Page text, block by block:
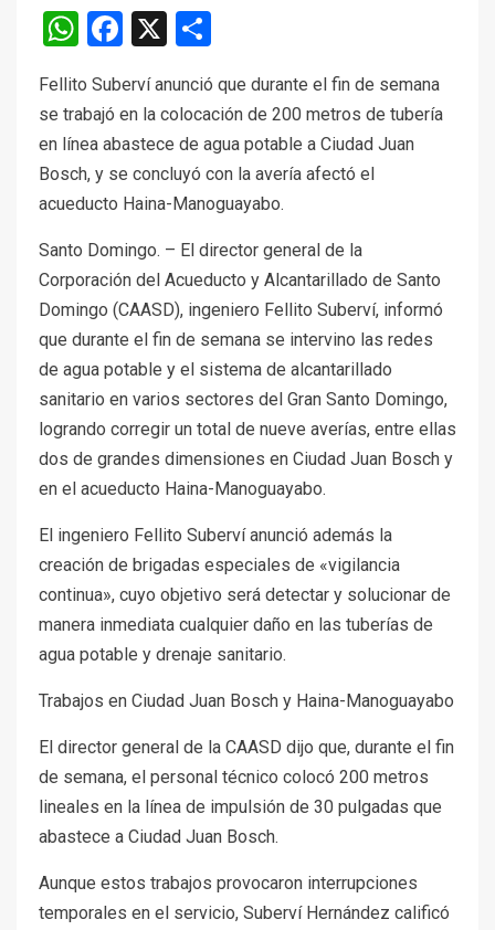
WhatsApp
Facebook
X
Fellito Suberví anunció que durante el fin de semana
se trabajó en la colocación de 200 metros de tubería
en línea abastece de agua potable a Ciudad Juan
Bosch, y se concluyó con la avería afectó el
acueducto Haina-Manoguayabo.
Santo Domingo. – El director general de la
Corporación del Acueducto y Alcantarillado de Santo
Domingo (CAASD), ingeniero Fellito Suberví, informó
que durante el fin de semana se intervino las redes
de agua potable y el sistema de alcantarillado
sanitario en varios sectores del Gran Santo Domingo,
logrando corregir un total de nueve averías, entre ellas
dos de grandes dimensiones en Ciudad Juan Bosch y
en el acueducto Haina-Manoguayabo.
El ingeniero Fellito Suberví anunció además la
creación de brigadas especiales de «vigilancia
continua», cuyo objetivo será detectar y solucionar de
manera inmediata cualquier daño en las tuberías de
agua potable y drenaje sanitario.
Trabajos en Ciudad Juan Bosch y Haina-Manoguayabo
El director general de la CAASD dijo que, durante el fin
de semana, el personal técnico colocó 200 metros
lineales en la línea de impulsión de 30 pulgadas que
abastece a Ciudad Juan Bosch.
Aunque estos trabajos provocaron interrupciones
temporales en el servicio, Suberví Hernández calificó